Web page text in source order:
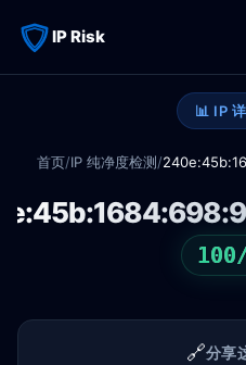
IP Risk
📊 IP
首页/IP 纯净度检测/
🔗分享